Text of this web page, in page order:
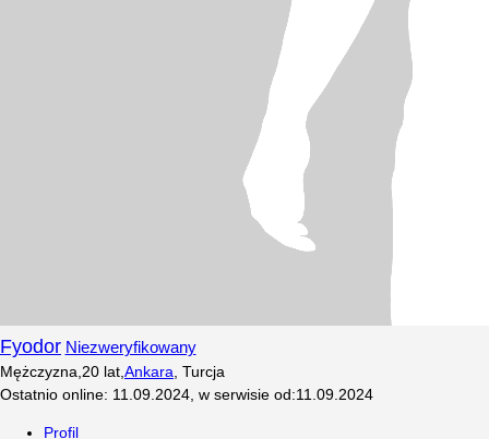
Fyodor Niezweryfikowany
Mężczyzna 20 lat Ankara Turcja
Ostatnio online: 11.09.2024 w serwisie od:11.09.2024
Profil